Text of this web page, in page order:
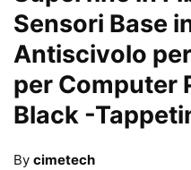
Sensori Base
Antiscivolo
per Computer
Black -
By cimetech